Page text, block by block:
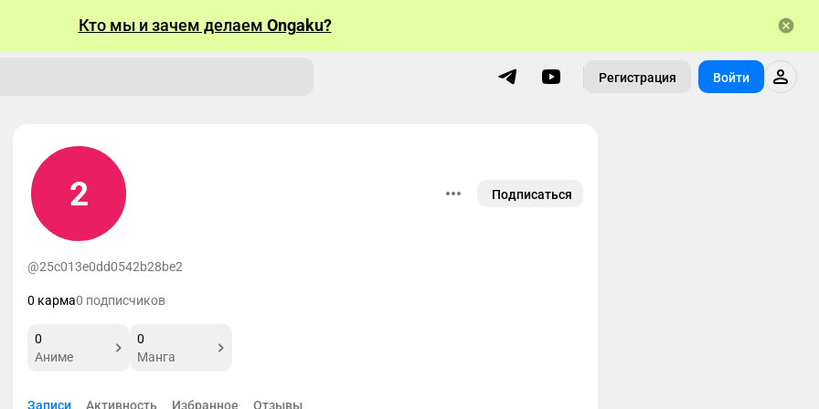
Кто мы и зачем делаем Ongaku?
Регистрация Войти
2 Подписаться
@25c013e0dd0542b28be2
0 карма0 подписчиков
0
Аниме
0
Манга
Записи Активность Избранное Отзывы